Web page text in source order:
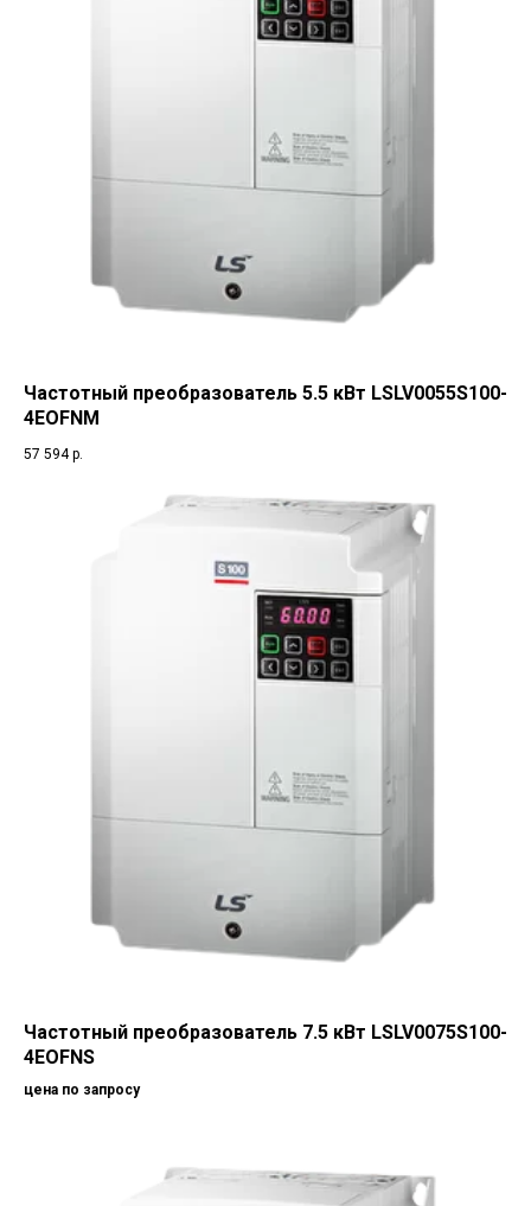
Частотный преобразователь 5.5 кВт LSLV0055S100-
4EOFNM
57 594 р.
Частотный преобразователь 7.5 кВт LSLV0075S100-
4EOFNS
цена по запросу